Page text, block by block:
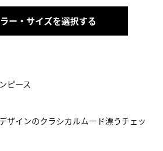
ー・サイズを選択する
ピース
ザインのクラシカルムード漂うチェッ